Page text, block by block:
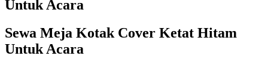
Untuk Acara
Sewa Meja Kotak Cover Ketat Hitam
Untuk Acara